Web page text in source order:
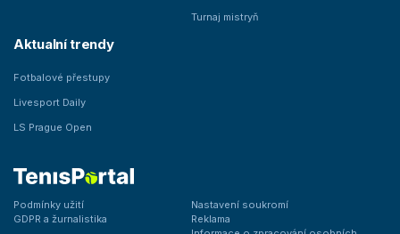
Turnaj mistryň
Aktualní trendy
Fotbalové přestupy
Livesport Daily
LS Prague Open
Podmínky užití
Nastavení soukromí
GDPR a žurnalistika
Reklama